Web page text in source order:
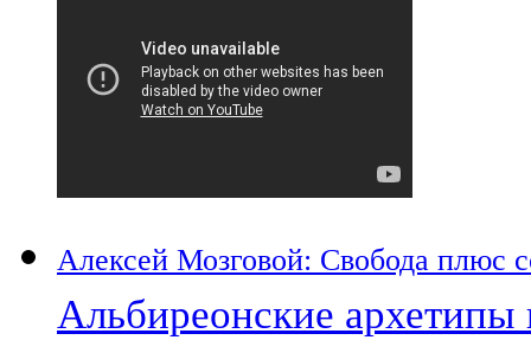
Алексей Мозговой: Свобода плюс
Альбиреонские